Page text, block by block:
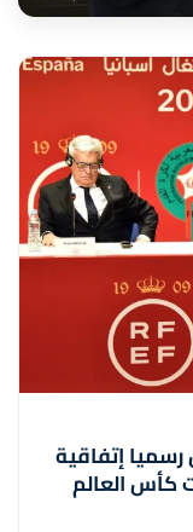
رسميا إتفاقية
كأس العالم